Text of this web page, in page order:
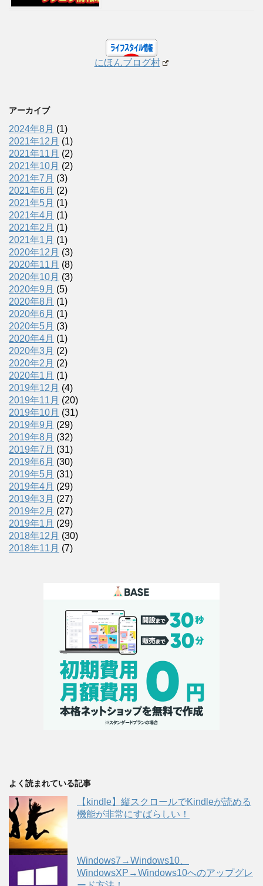
にほんブログ村
アーカイブ
2024年8月 (1)
2021年12月 (1)
2021年11月 (2)
2021年10月 (2)
2021年7月 (3)
2021年6月 (2)
2021年5月 (1)
2021年4月 (1)
2021年2月 (1)
2021年1月 (1)
2020年12月 (3)
2020年11月 (8)
2020年10月 (3)
2020年9月 (5)
2020年8月 (1)
2020年6月 (1)
2020年5月 (3)
2020年4月 (1)
2020年3月 (2)
2020年2月 (2)
2020年1月 (1)
2019年12月 (4)
2019年11月 (20)
2019年10月 (31)
2019年9月 (29)
2019年8月 (32)
2019年7月 (31)
2019年6月 (30)
2019年5月 (31)
2019年4月 (29)
2019年3月 (27)
2019年2月 (27)
2019年1月 (29)
2018年12月 (30)
2018年11月 (7)
よく読まれている記事
【kindle】縦スクロールでKindleが読める
機能が非常にすばらしい！
Windows7→Windows10、
WindowsXP→Windows10へのアップグレ